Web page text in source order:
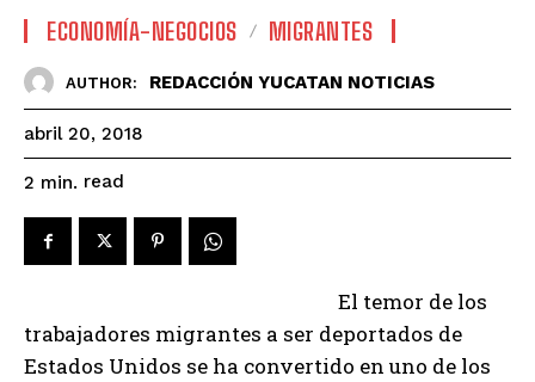
ECONOMÍA-NEGOCIOS MIGRANTES
AUTHOR: REDACCIÓN YUCATAN NOTICIAS
abril 20, 2018
2 min. read
El temor de los
trabajadores migrantes a ser deportados de
Estados Unidos se ha convertido en uno de los